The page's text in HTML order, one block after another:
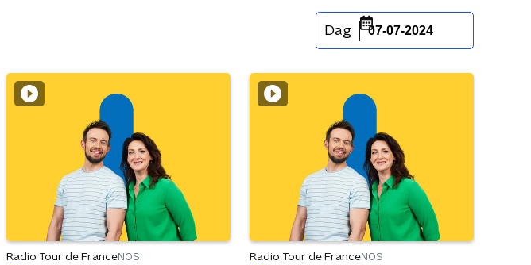
Dag 07-07-2024
Radio Tour de FranceNOS Radio Tour de FranceNOS